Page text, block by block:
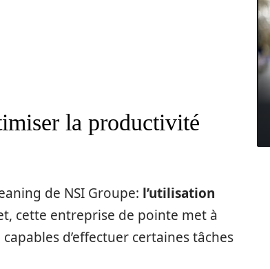
la productivité
de NSI Groupe: l’utilisation
cette entreprise de pointe met à
d’effectuer certaines tâches